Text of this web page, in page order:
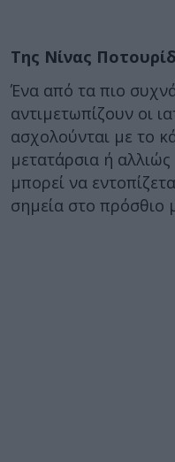
Της Νίνας
Ένα από τα πιο
αντιμετωπίζουν οι
ασχολούνται με το
μετατάρσια ή
μπορεί να
σημεία στο πρόσθιο